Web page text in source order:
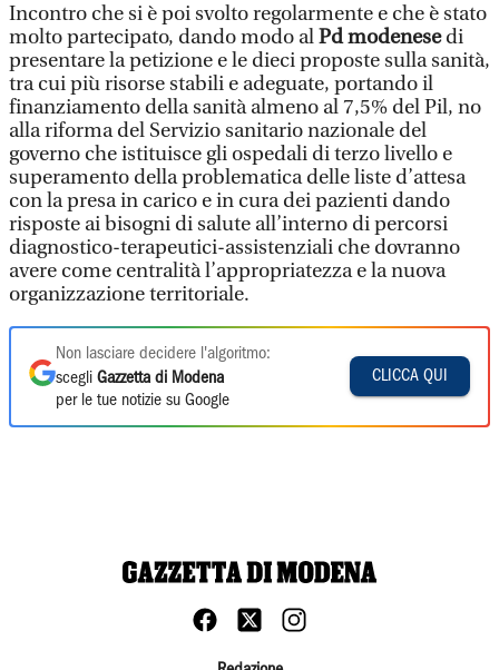
Incontro che si è poi svolto regolarmente e che è stato
molto partecipato, dando modo alPd modenesedi
presentare la petizione e le dieci proposte sulla sanità,
tra cui più risorse stabili e adeguate, portando il
finanziamento della sanità almeno al 7,5% del Pil, no
alla riforma del Servizio sanitario nazionale del
governo che istituisce gli ospedali di terzo livello e
superamento della problematica delle liste d’attesa
con la presa in carico e in cura dei pazienti dando
risposte ai bisogni di salute all’interno di percorsi
diagnostico-terapeutici-assistenziali che dovranno
avere come centralità l’appropriatezza e la nuova
organizzazione territoriale.
Non lasciare decidere l'algoritmo:
scegli Gazzetta di Modena
per le tue notizie su Google
CLICCA QUI